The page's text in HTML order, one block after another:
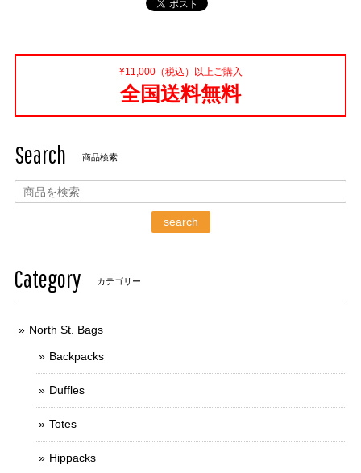
¥11,000（税込）以上ご購入
全国送料無料
Search 商品検索
search
Category カテゴリー
North St. Bags
Backpacks
Duffles
Totes
Hippacks